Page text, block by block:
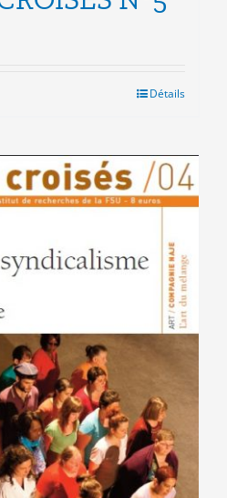
Détails